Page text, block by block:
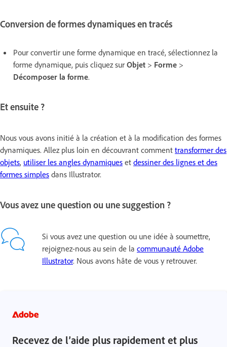
Conversion de formes dynamiques en tracés
Pour convertir une forme dynamique en tracé, sélectionnez la
forme dynamique, puis cliquez sur Objet > Forme >
Décomposer la forme.
Et ensuite ?
Nous vous avons initié à la création et à la modification des formes
dynamiques. Allez plus loin en découvrant comment transformer des
objets, utiliser les angles dynamiques et dessiner des lignes et des
formes simples dans Illustrator.
Vous avez une question ou une suggestion ?
Si vous avez une question ou une idée à soumettre,
rejoignez-nous au sein de la communauté Adobe
Illustrator. Nous avons hâte de vous y retrouver.
Recevez de l’aide plus rapidement et plus